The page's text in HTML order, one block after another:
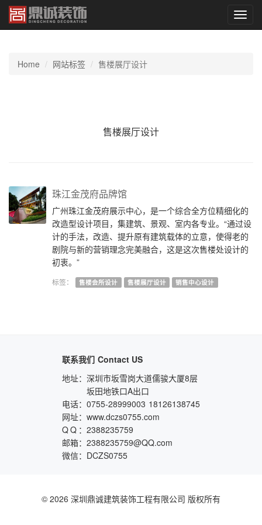
切
换
Home 网站标签 售楼展厅设计
售楼展厅设计
珠江金茂府品牌馆
广州珠江金茂府展示中心，是一个综合全方位精细化的
改造型设计项目，集建筑、景观、室内各专业。“通过设
计的手法，改造、提升原有建筑载体的立意，使得老的
剧院与新的营销理念完美融合，这是这次售楼处设计的
初衷。”
标签： 售楼会所设计 售楼展厅设计 销售中心设计
联系我们 Contact US
地址： 深圳市坂雪岗大道儒骏大厦8层
坂田地铁口A出口
电话： 0755-28999003 18126138745
网址： www.dczs0755.com
QQ ： 2388235759
邮箱： 2388235759@QQ.com
微信： DCZS0755
© 2026 深圳鼎诚建筑装饰工程有限公司 版权所有